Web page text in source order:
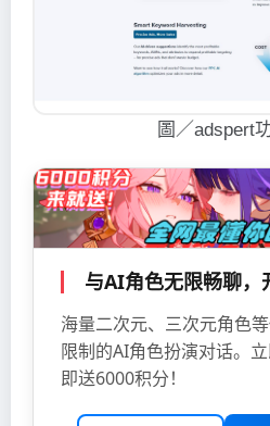
圖／adspert
与AI角色无限畅聊，
海量二次元、三次元角色
限制的AI角色扮演对话。
即送6000积分！